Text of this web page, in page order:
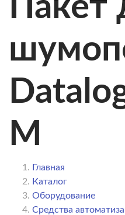
Пакет
M
Главная
Каталог
Оборудование
Средства